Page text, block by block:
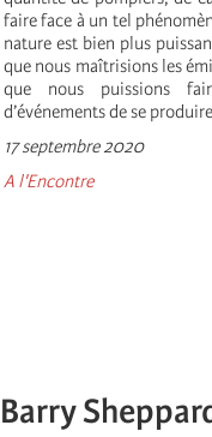
faire face à un tel
nature est bien plus
que nous maîtrisions les
que nous puissions
d’événements de se
17 septembre 2020
A l'Encontre
Barry